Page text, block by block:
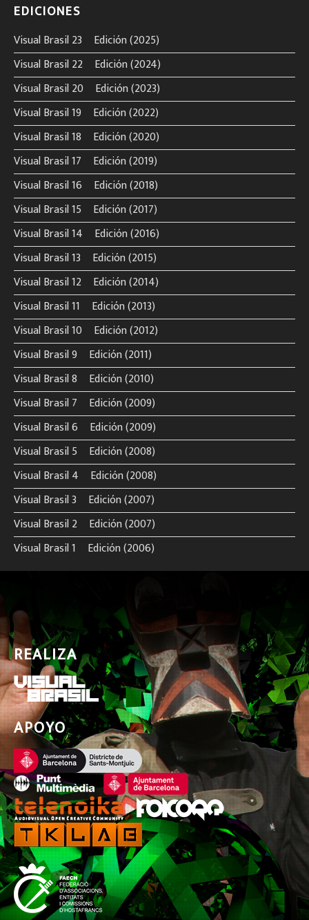
EDICIONES
Visual Brasil 23º Edición (2025)
Visual Brasil 22º Edición (2024)
Visual Brasil 20º Edición (2023)
Visual Brasil 19º Edición (2022)
Visual Brasil 18º Edición (2020)
Visual Brasil 17º Edición (2019)
Visual Brasil 16º Edición (2018)
Visual Brasil 15º Edición (2017)
Visual Brasil 14º Edición (2016)
Visual Brasil 13º Edición (2015)
Visual Brasil 12º Edición (2014)
Visual Brasil 11º Edición (2013)
Visual Brasil 10º Edición (2012)
Visual Brasil 9º Edición (2011)
Visual Brasil 8º Edición (2010)
Visual Brasil 7º Edición (2009)
Visual Brasil 6º Edición (2009)
Visual Brasil 5º Edición (2008)
Visual Brasil 4º Edición (2008)
Visual Brasil 3º Edición (2007)
Visual Brasil 2º Edición (2007)
Visual Brasil 1º Edición (2006)
REALIZA
APOYO